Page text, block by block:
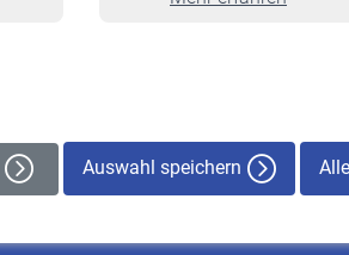
Auswahl speichern